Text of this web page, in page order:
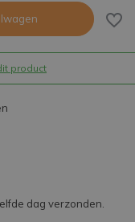
product
dag verzonden.